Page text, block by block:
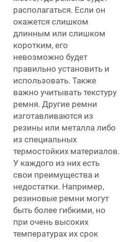
располагаться. Если он
окажется слишком
длинным или слишком
коротким, его
невозможно будет
правильно установить и
использовать. Также
важно учитывать текстуру
ремня. Другие ремни
изготавливаются из
резины или металла либо
из специальных
термостойких материалов.
У каждого из них есть
свои преимущества и
недостатки. Например,
резиновые ремни могут
быть более гибкими, но
при очень высоких
температурах их срок